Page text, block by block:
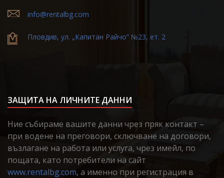
info@rentalbg.com
Пловдив, ул. „Капитан Райчо“ №23, ет. 2
ЗАЩИТА НА ЛИЧНИТЕ ДАННИ
Ние събираме вашите данни чрез пряк контакт –
при водене на преговори, сключване на договори,
възлагане на работа или услуга, чрез имейл, по
пощата, като потребители на сайт
www.rentalbg.com, а именно при регистрация в